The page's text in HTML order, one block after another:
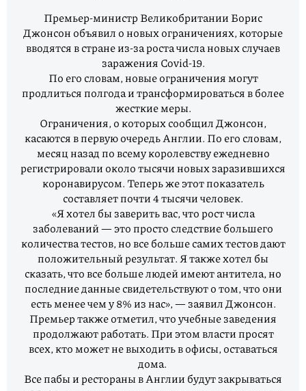
Премьер-министр Великобритании Борис
Джонсон объявил о новых ограничениях, которые
вводятся в стране из-за роста числа новых случаев
заражения Covid-19.
По его словам, новые ограничения могут
продлиться полгода и трансформироваться в более
жесткие меры.
Ограничения, о которых сообщил Джонсон,
касаются в первую очередь Англии. По его словам,
месяц назад по всему королевству ежедневно
регистрировали около тысячи новых заразившихся
коронавирусом. Теперь же этот показатель
составляет почти 4 тысячи человек.
«Я хотел бы заверить вас, что рост числа
заболеваний — это просто следствие большего
количества тестов, но все больше самих тестов дают
положительный результат. Я также хотел бы
сказать, что все больше людей имеют антитела, но
последние данные свидетельствуют о том, что они
есть менее чем у 8% из нас», — заявил Джонсон.
Премьер также отметил, что учебные заведения
продолжают работать. При этом власти просят
всех, кто может не выходить в офисы, оставаться
дома.
Все пабы и рестораны в Англии будут закрываться